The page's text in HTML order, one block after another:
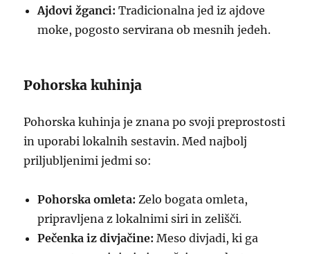
Ajdovi žganci: Tradicionalna jed iz ajdove
moke, pogosto servirana ob mesnih jedeh.
Pohorska kuhinja
Pohorska kuhinja je znana po svoji preprostosti
in uporabi lokalnih sestavin. Med najbolj
priljubljenimi jedmi so:
Pohorska omleta: Zelo bogata omleta,
pripravljena z lokalnimi siri in zelišči.
Pečenka iz divjačine: Meso divjadi, ki ga